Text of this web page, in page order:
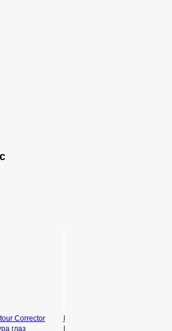
Corrector
глаз
Declare Hydro Balance CC-
Интенсивно увлажняющий СС-